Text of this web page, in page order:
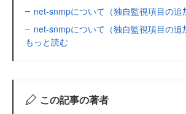
net-snmpについて（独自監視項目の追
net-snmpについて（独自監視項目の追
もっと読む
この記事の著者